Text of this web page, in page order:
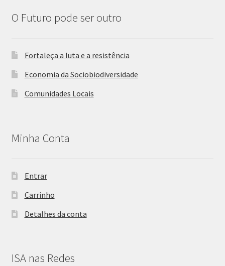
O Futuro pode ser outro
Fortaleça a luta e a resistência
Economia da Sociobiodiversidade
Comunidades Locais
Minha Conta
Entrar
Carrinho
Detalhes da conta
ISA nas Redes